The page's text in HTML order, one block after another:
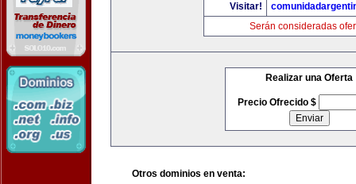
Visitar!
Serán consideradas
Realizar una Oferta
Precio Ofrecido $
Otros dominios en venta: